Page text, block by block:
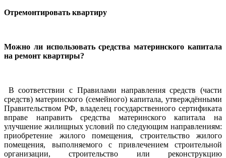
Отремонтировать квартиру
Можно ли использовать средства материнского капитала
на ремонт квартиры?
В соответствии с Правилами направления средств (части
средств) материнского (семейного) капитала, утверждёнными
Правительством РФ, владелец государственного сертификата
вправе направить средства материнского капитала на
улучшение жилищных условий по следующим направлениям:
приобретение жилого помещения, строительство жилого
помещения, выполняемого с привлечением строительной
организации, строительство или реконструкцию